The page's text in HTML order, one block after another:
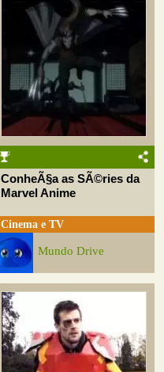
ConheÃ§a as SÃ©ries da
Marvel Anime
Cinema e TV
Mundo Drive